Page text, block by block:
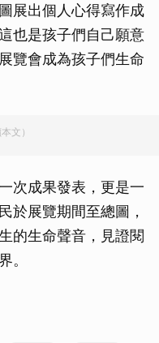
展出個人心得寫作成
也是孩子們自己願意
覽會成為孩子們生命
文）
次成果發表，更是一
於展覽期間至總圖，
的生命聲音，見證閱
。